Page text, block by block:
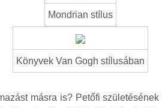
Mondrian stílus
Könyvek Van Gogh stílusában
másra is? Petőfi